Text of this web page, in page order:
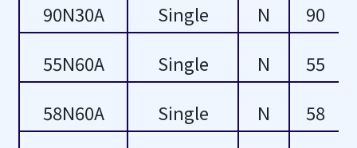
53
54
90N30A
Single N
90
55N60A
Single N
55
58N60A
Single N
58